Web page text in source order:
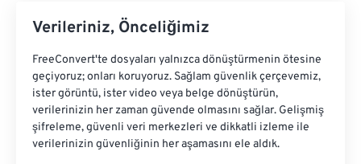
Verileriniz, Önceliğimiz
FreeConvert'te dosyaları yalnızca dönüştürmenin ötesine
geçiyoruz; onları koruyoruz. Sağlam güvenlik çerçevemiz,
ister görüntü, ister video veya belge dönüştürün,
verilerinizin her zaman güvende olmasını sağlar. Gelişmiş
şifreleme, güvenli veri merkezleri ve dikkatli izleme ile
verilerinizin güvenliğinin her aşamasını ele aldık.